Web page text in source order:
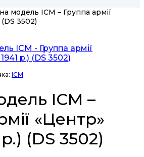
модель ICM – Группа армії
(DS 3502)
ICM
ICM –
«Центр»
р.) (DS 3502)